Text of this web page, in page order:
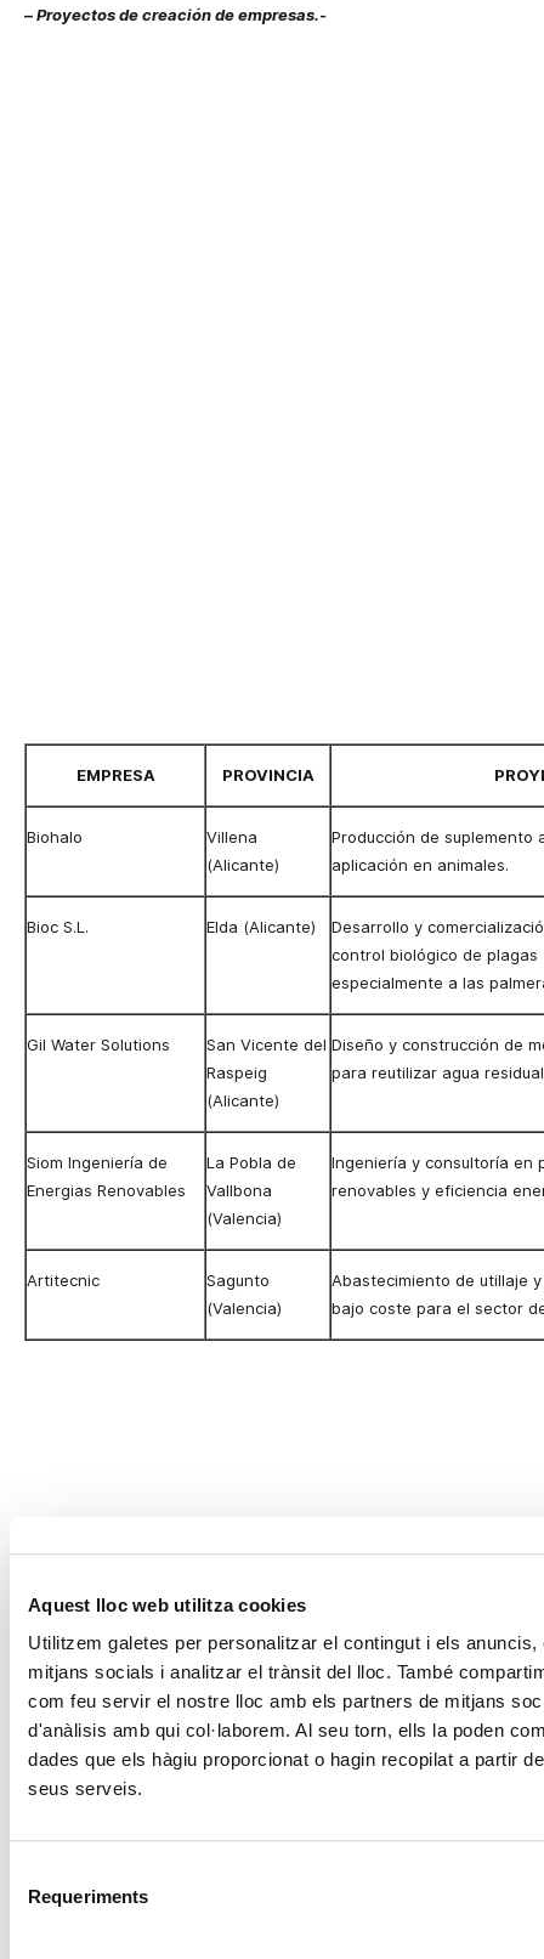
Aquest lloc web utilitza cookies
Utilitzem galetes per personalitzar el contingut i els
mitjans socials i analitzar el trànsit del lloc. També
com feu servir el nostre lloc amb els partners de mitjans
d'anàlisis amb qui col·laborem. Al seu torn, ells la poden
dades que els hàgiu proporcionat o hagin recopilat a partir
seus serveis.
Requeriments
–Proyectos de creación de empresas.-
EMPRESA PROVINCIA
Biohalo
Villena
(Alicante)
Producción de suplemento
aplicación en animales.
Bioc S.L. Elda (Alicante)
Desarrollo y
control biológico de
especialmente a las
Gil Water Solutions
San Vicente del
Raspeig
(Alicante)
Diseño y construcción de
para reutilizar agua
Siom Ingeniería de
Energias Renovables
La Pobla de
Vallbona
(Valencia)
Ingeniería y consultoría en
renovables y eficiencia
Artitecnic
Sagunto
(Valencia)
Abastecimiento de utillaje
bajo coste para el sector